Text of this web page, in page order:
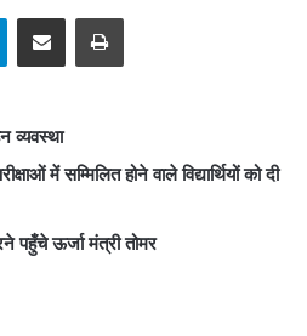
TelegramShare via Email Print
व्यवस्था
में सम्मिलित होने वाले विद्यार्थियों को दी
पहुँचे ऊर्जा मंत्री तोमर